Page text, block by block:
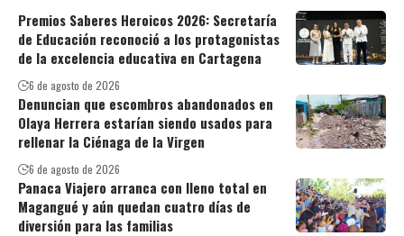
Premios Saberes Heroicos 2026: Secretaría
de Educación reconoció a los protagonistas
de la excelencia educativa en Cartagena
6 de agosto de 2026
Denuncian que escombros abandonados en
Olaya Herrera estarían siendo usados para
rellenar la Ciénaga de la Virgen
6 de agosto de 2026
Panaca Viajero arranca con lleno total en
Magangué y aún quedan cuatro días de
diversión para las familias